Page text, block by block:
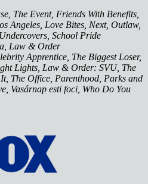
The Event, Friends With Benefits,
Angeles, Love Bites, Next, Outlaw,
School Pride
Law & Order
Apprentice, The Biggest Loser,
Lights, Law & Order: SVU, The
The Office, Parenthood, Parks and
Vasárnap esti foci, Who Do You